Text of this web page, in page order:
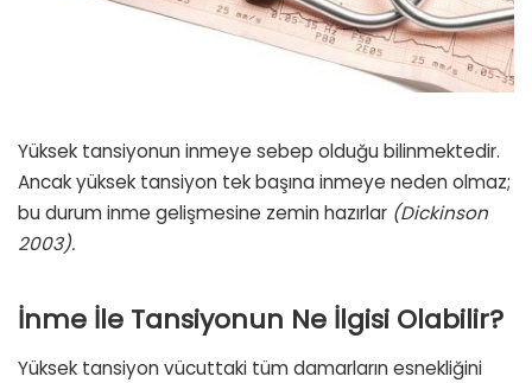
Yüksek tansiyonun inmeye sebep olduğu bilinmektedir.
Ancak yüksek tansiyon tek başına inmeye neden olmaz;
bu durum inme gelişmesine zemin hazırlar (Dickinson
2003).
İnme İle Tansiyonun Ne İlgisi Olabilir?
Yüksek tansiyon vücuttaki tüm damarların esnekliğini